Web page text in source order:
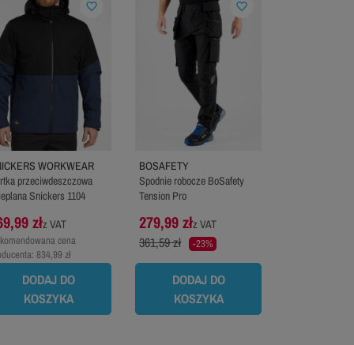
WORKWEAR
przeciwdeszczowa
Snickers 1104
złz VAT
cena
834,99 zł
DODAJ DO
KOSZYKA
favorite_border
BOSAFETY
Spodnie robocze BoSafety
Tension Pro
279,99 złz VAT
361,59 zł -23%
DODAJ DO
KOSZYKA
favorite_border